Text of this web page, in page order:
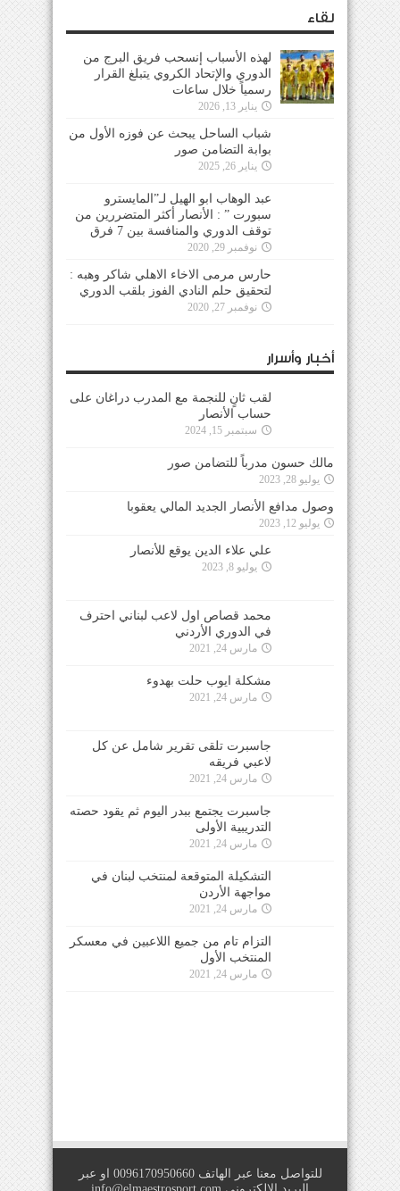
لقاء
لهذه الأسباب إنسحب فريق البرج من
الدوري والإتحاد الكروي يتبلغ القرار
رسمياً خلال ساعات
يناير 13, 2026
شباب الساحل يبحث عن فوزه الأول من
بوابة التضامن صور
يناير 26, 2025
عبد الوهاب ابو الهيل لـ”المايسترو
سبورت ” : الأنصار أكثر المتضررين من
توقف الدوري والمنافسة بين 7 فرق
نوفمبر 29, 2020
حارس مرمى الاخاء الاهلي شاكر وهبه :
لتحقيق حلم النادي الفوز بلقب الدوري
نوفمبر 27, 2020
أخبار وأسرار
لقب ثانٍ للنجمة مع المدرب دراغان على
حساب الأنصار
سبتمبر 15, 2024
مالك حسون مدرباً للتضامن صور
يوليو 28, 2023
وصول مدافع الأنصار الجديد المالي يعقوبا
يوليو 12, 2023
علي علاء الدين يوقع للأنصار
يوليو 8, 2023
محمد قصاص اول لاعب لبناني احترف
في الدوري الأردني
مارس 24, 2021
مشكلة ايوب حلت بهدوء
مارس 24, 2021
جاسبرت تلقى تقرير شامل عن كل
لاعبي فريقه
مارس 24, 2021
جاسبرت يجتمع ببدر اليوم ثم يقود حصته
التدريبية الأولى
مارس 24, 2021
التشكيلة المتوقعة لمنتخب لبنان في
مواجهة الأردن
مارس 24, 2021
التزام تام من جميع اللاعبين في معسكر
المنتخب الأول
مارس 24, 2021
للتواصل معنا عبر الهاتف 0096170950660 او عبر